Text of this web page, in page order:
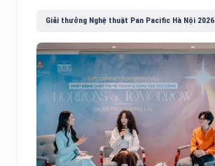
Giải thưởng Nghệ thuật Pan Pacific Hà Nội 2026